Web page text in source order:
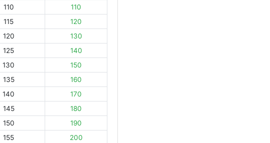
110
110
115
120
120
130
125
140
130
150
135
160
140
170
145
180
150
190
155
200